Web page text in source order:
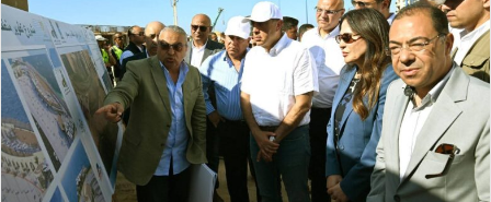
ر
ي
د
ا
إ
ل
ك